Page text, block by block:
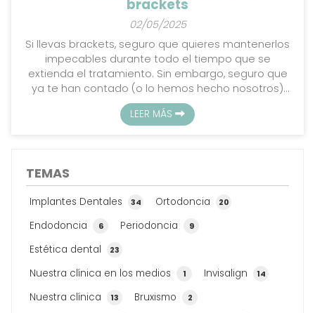
TEMAS
Implantes Dentales 34 Ortodoncia 20
Endodoncia 6 Periodoncia 9
Estética dental 23
Nuestra clínica en los medios 1 Invisalign 14
Nuestra clínica 13 Bruxismo 2
brackets
02/05/2025
Si llevas brackets, seguro que quieres mantenerlos
impecables durante todo el tiempo que se
extienda el tratamiento. Sin embargo, seguro que
ya te han contado (o lo hemos hecho nosotros)
que ciertos alimentos, bebidas e incluso hábitos
pueden hacer que se manchen y pierdan su
Mantén una higiene bucal rigurosa La limpieza es el
LEER MÁS